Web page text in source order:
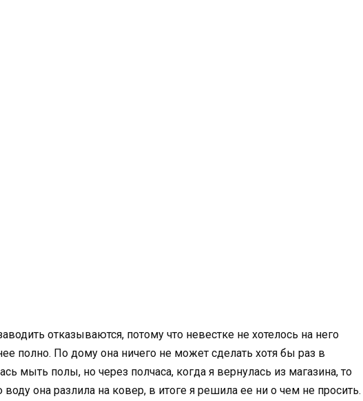
отказываются, потому что невестке не хотелось на него
полно. По дому она ничего не может сделать хотя бы раз в
мыть полы, но через полчаса, когда я вернулась из магазина, то
она разлила на ковер, в итоге я решила ее ни о чем не просить.